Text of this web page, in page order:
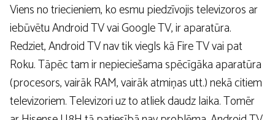
Viens no triecieniem, ko esmu piedzīvojis televizoros ar
iebūvētu Android TV vai Google TV, ir aparatūra.
Redziet, Android TV nav tik viegls kā Fire TV vai pat
Roku. Tāpēc tam ir nepieciešama spēcīgāka aparatūra
(procesors, vairāk RAM, vairāk atmiņas utt.) nekā citiem
televizoriem. Televizori uz to atliek daudz laika. Tomēr